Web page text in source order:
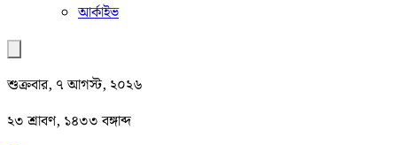
আর্কাইভ
শুক্রবার, ৭ আগস্ট, ২০২৬
২৩ শ্রাবণ, ১৪৩৩ বঙ্গাব্দ